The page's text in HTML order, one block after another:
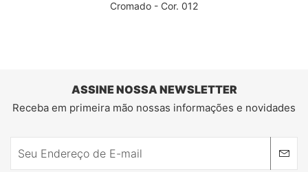
Cromado - Cor. 012
ASSINE NOSSA NEWSLETTER
Receba em primeira mão nossas informações e novidades